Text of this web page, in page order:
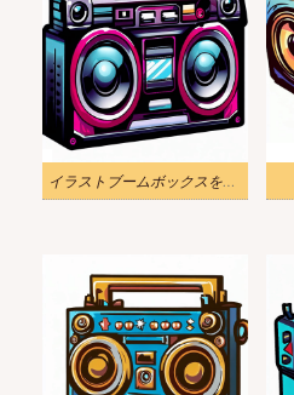
イラストブームボックスをダウンロード